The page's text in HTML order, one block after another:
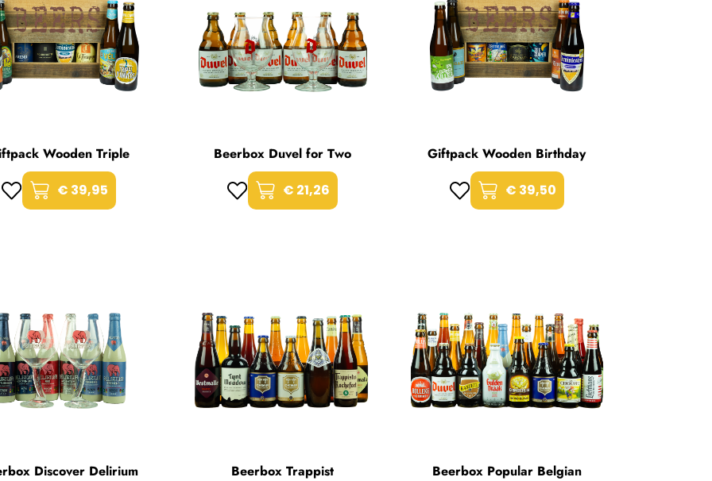
Wooden Triple
€ 39,95
Beerbox Duvel for Two
€ 21,26
Giftpack Wooden Birthday
€ 39,50
Discover Delirium
Beerbox Trappist
Beerbox Popular Belgian